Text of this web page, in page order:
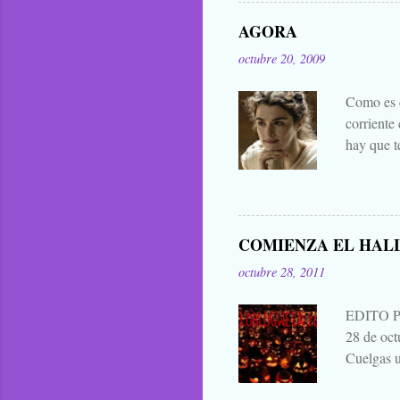
AGORA
octubre 20, 2009
Como es
corriente
hay que
decir
que para
COMIENZA EL
octubre 28, 2011
EDITO
28 de
Cuelgas